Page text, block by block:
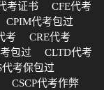
考证书
CFE代考
CPIM代考包过
考
CRE代考
包过
CLTD代考
代考保包过
CSCP代考作弊